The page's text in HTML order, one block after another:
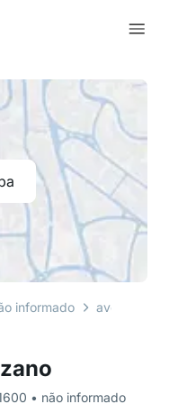
• não informado
informado avenida